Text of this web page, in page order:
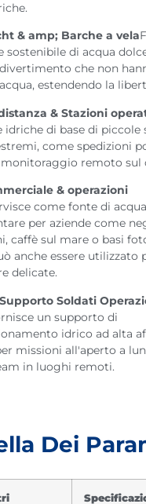
& amp; Barche a vela
sostenibile di acqua
che non
estendendo la
& Stazioni
idriche di base di piccole
come spedizioni
remoto sul
& operazioni
come fonte di acqua
per aziende come
caffè sul mare o basi
anche essere utilizzato
delicate.
Soldati
un supporto di
idrico ad alta
missioni all'aperto a
in luoghi remoti.
Dei